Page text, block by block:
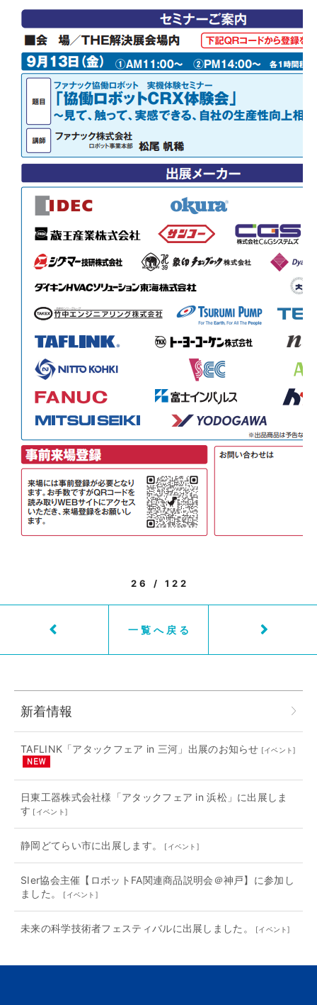
26 / 122
一覧へ戻る
新着情報
TAFLINK「アタックフェア in 三河」出展のお知らせ [イベント]
日東工器株式会社様「アタックフェア in 浜松」に出展しま
す [イベント]
静岡どてらい市に出展します。 [イベント ]
SIer協会主催【ロボットFA関連商品説明会＠神戸】に参加し
ました。
[イベント ]
未来の科学技術者フェスティバルに出展しました。 [イベント]